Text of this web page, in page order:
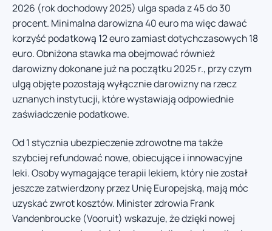
2026 (rok dochodowy 2025) ulga spada z 45 do 30
procent. Minimalna darowizna 40 euro ma więc dawać
korzyść podatkową 12 euro zamiast dotychczasowych 18
euro. Obniżona stawka ma obejmować również
darowizny dokonane już na początku 2025 r., przy czym
ulgą objęte pozostają wyłącznie darowizny na rzecz
uznanych instytucji, które wystawiają odpowiednie
zaświadczenie podatkowe.
Od 1 stycznia ubezpieczenie zdrowotne ma także
szybciej refundować nowe, obiecujące i innowacyjne
leki. Osoby wymagające terapii lekiem, który nie został
jeszcze zatwierdzony przez Unię Europejską, mają móc
uzyskać zwrot kosztów. Minister zdrowia Frank
Vandenbroucke (Vooruit) wskazuje, że dzięki nowej